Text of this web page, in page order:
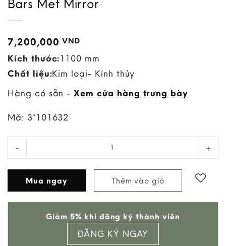
Bars Met Mirror
7,200,000VND
Kích thước:1100 mm
Chất liệu:Kim loại- Kính thủy
Hàng có sẵn -Xem cửa hàng trưng bày
Mã: 3*101632
Mua ngay Thêm vào giỏ
wishlist
Giảm 5% khi đăng ký thành viên
ĐĂNG KÝ NGAY